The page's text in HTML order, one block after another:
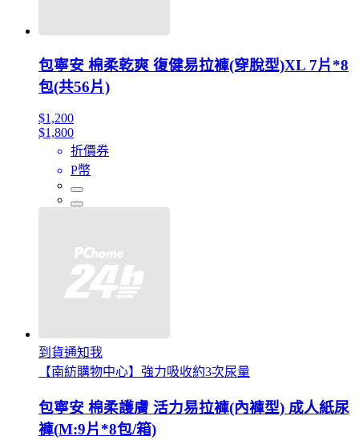
包寧安 棉柔乾爽 復健易拉褲(穿脫型)XL 7片*8
包(共56片)
$1,200
$1,800
折價券
P幣
到貨通知我
【南紡購物中心】強力吸收約3次尿量
包寧安 棉柔護膚 活力易拉褲(內褲型) 成人紙尿
褲(M:9片*8包/箱)